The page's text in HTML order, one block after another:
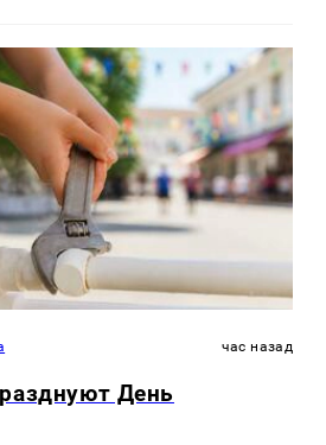
час назад
День